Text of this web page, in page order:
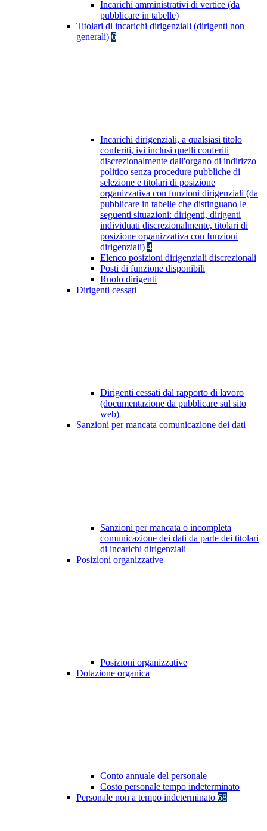
Incarichi amministrativi di vertice (da
pubblicare in tabelle)
Titolari di incarichi dirigenziali (dirigenti non
generali) 6
Incarichi dirigenziali, a qualsiasi titolo
conferiti, ivi inclusi quelli conferiti
discrezionalmente dall'organo di indirizzo
politico senza procedure pubbliche di
selezione e titolari di posizione
organizzativa con funzioni dirigenziali (da
pubblicare in tabelle che distinguano le
seguenti situazioni: dirigenti, dirigenti
individuati discrezionalmente, titolari di
posizione organizzativa con funzioni
dirigenziali) 4
Elenco posizioni dirigenziali discrezionali
Posti di funzione disponibili
Ruolo dirigenti
Dirigenti cessati
Dirigenti cessati dal rapporto di lavoro
(documentazione da pubblicare sul sito
web)
Sanzioni per mancata comunicazione dei dati
Sanzioni per mancata o incompleta
comunicazione dei dati da parte dei titolari
di incarichi dirigenziali
Posizioni organizzative
Posizioni organizzative
Dotazione organica
Conto annuale del personale
Costo personale tempo indeterminato
Personale non a tempo indeterminato 68